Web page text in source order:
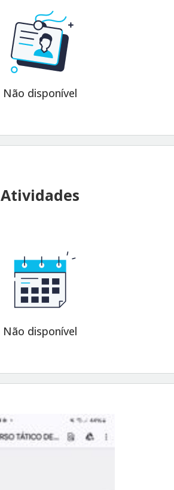
Não disponível
Atividades
Não disponível